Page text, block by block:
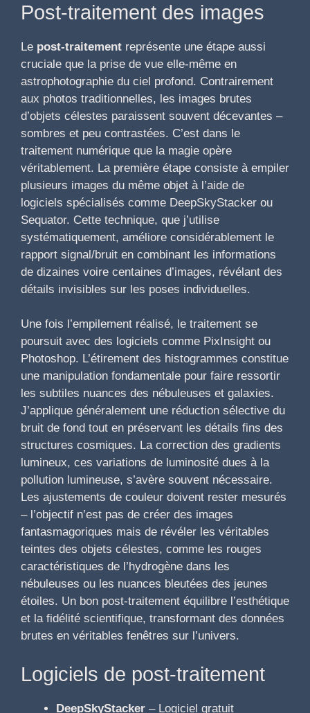
Post-traitement des images
Le post-traitement représente une étape aussi
cruciale que la prise de vue elle-même en
astrophotographie du ciel profond. Contrairement
aux photos traditionnelles, les images brutes
d’objets célestes paraissent souvent décevantes –
sombres et peu contrastées. C’est dans le
traitement numérique que la magie opère
véritablement. La première étape consiste à empiler
plusieurs images du même objet à l’aide de
logiciels spécialisés comme DeepSkyStacker ou
Sequator. Cette technique, que j’utilise
systématiquement, améliore considérablement le
rapport signal/bruit en combinant les informations
de dizaines voire centaines d’images, révélant des
détails invisibles sur les poses individuelles.
Une fois l’empilement réalisé, le traitement se
poursuit avec des logiciels comme PixInsight ou
Photoshop. L’étirement des histogrammes constitue
une manipulation fondamentale pour faire ressortir
les subtiles nuances des nébuleuses et galaxies.
J’applique généralement une réduction sélective du
bruit de fond tout en préservant les détails fins des
structures cosmiques. La correction des gradients
lumineux, ces variations de luminosité dues à la
pollution lumineuse, s’avère souvent nécessaire.
Les ajustements de couleur doivent rester mesurés
– l’objectif n’est pas de créer des images
fantasmagoriques mais de révéler les véritables
teintes des objets célestes, comme les rouges
caractéristiques de l’hydrogène dans les
nébuleuses ou les nuances bleutées des jeunes
étoiles. Un bon post-traitement équilibre l’esthétique
et la fidélité scientifique, transformant des données
brutes en véritables fenêtres sur l’univers.
Logiciels de post-traitement
DeepSkyStacker – Logiciel gratuit